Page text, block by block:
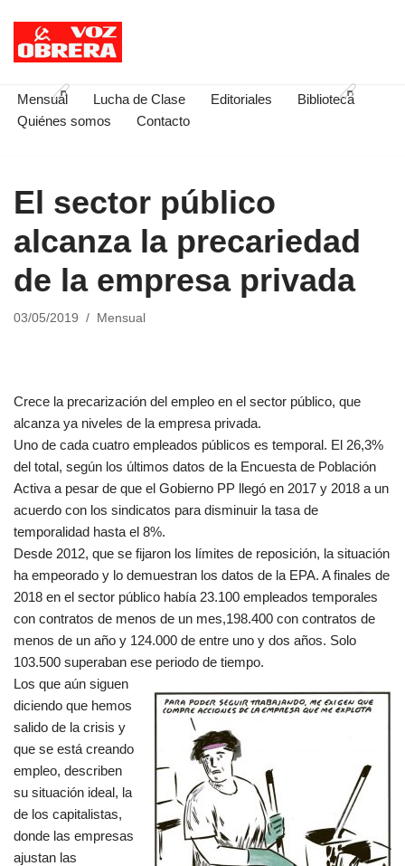
Saltar
contenido
Mensual Lucha de Clase Editoriales
Biblioteca
Quiénes somos
Contacto
El sector público
alcanza la precariedad
de la empresa privada
03/05/2019 Mensual
Crece la precarización del empleo en el sector público, que
alcanza ya niveles de la empresa privada.
Uno de cada cuatro empleados públicos es temporal. El 26,3%
del total, según los últimos datos de la Encuesta de Población
Activa a pesar de que el Gobierno PP llegó en 2017 y 2018 a un
acuerdo con los sindicatos para disminuir la tasa de
temporalidad hasta el 8%.
Desde 2012, que se fijaron los límites de reposición, la situación
ha empeorado y lo demuestran los datos de la EPA. A finales de
2018 en el sector público había 23.100 empleados temporales
con contratos de menos de un mes,198.400 con contratos de
menos de un año y 124.000 de entre uno y dos años. Solo
103.500 superaban ese periodo de tiempo.
Los que aún siguen
diciendo que hemos
salido de la crisis y
que se está creando
empleo, describen
su situación ideal, la
de los capitalistas,
donde las empresas
ajustan las